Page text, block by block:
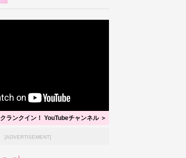
クランクイン！ YouTubeチャンネル ＞
[ADVERTISEMENT]